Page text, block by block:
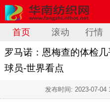
首页 滚动 行情
罗马诺：恩梅查的体检
球员-世界看点
发布时间: 2023-07-04